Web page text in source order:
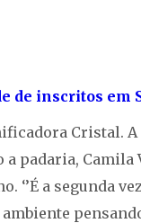
de inscritos em
Cristal. A
a padaria,
‘’É a segunda